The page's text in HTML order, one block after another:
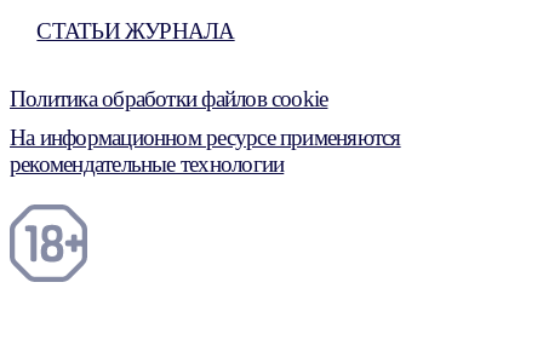
СТАТЬИ ЖУРНАЛА
Политика обработки файлов cookie
На информационном ресурсе применяются
рекомендательные технологии